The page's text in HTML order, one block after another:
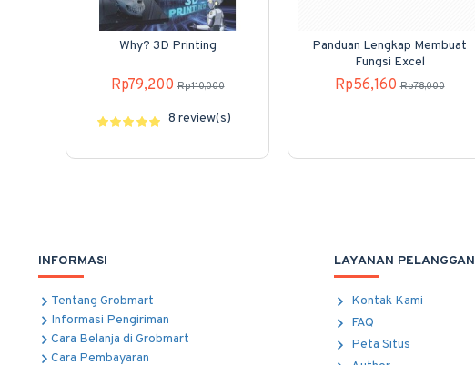
Why? 3D Printing
Rp79,200 Rp110,000
8 review(s)
Panduan Lengkap Membuat
Fungsi Excel
Rp56,160 Rp78,000
INFORMASI
Tentang Grobmart
Informasi Pengiriman
Cara Belanja di Grobmart
Cara Pembayaran
LAYANAN PELANGGAN
Kontak Kami
FAQ
Peta Situs